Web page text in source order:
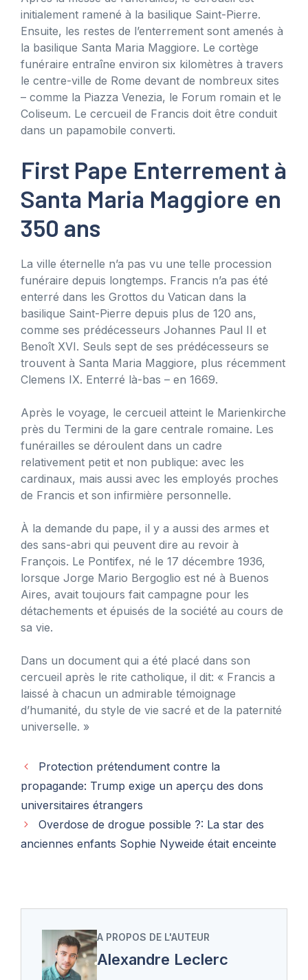
initialement ramené à la basilique Saint-Pierre.
Ensuite, les restes de l’enterrement sont amenés à
la basilique Santa Maria Maggiore. Le cortège
funéraire entraîne environ six kilomètres à travers
le centre-ville de Rome devant de nombreux sites
– comme la Piazza Venezia, le Forum romain et le
Coliseum. Le cercueil de Francis doit être conduit
dans un papamobile converti.
First Pape Enterrement à
Santa Maria Maggiore en
350 ans
La ville éternelle n’a pas vu une telle procession
funéraire depuis longtemps. Francis n’a pas été
enterré dans les Grottos du Vatican dans la
basilique Saint-Pierre depuis plus de 120 ans,
comme ses prédécesseurs Johannes Paul II et
Benoît XVI. Seuls sept de ses prédécesseurs se
trouvent à Santa Maria Maggiore, plus récemment
Clemens IX. Enterré là-bas – en 1669.
Après le voyage, le cercueil atteint le Marienkirche
près du Termini de la gare centrale romaine. Les
funérailles se déroulent dans un cadre
relativement petit et non publique: avec les
cardinaux, mais aussi avec les employés proches
de Francis et son infirmière personnelle.
À la demande du pape, il y a aussi des armes et
des sans-abri qui peuvent dire au revoir à
François. Le Pontifex, né le 17 décembre 1936,
lorsque Jorge Mario Bergoglio est né à Buenos
Aires, avait toujours fait campagne pour les
détachements et épuisés de la société au cours de
sa vie.
Dans un document qui a été placé dans son
cercueil après le rite catholique, il dit: « Francis a
laissé à chacun un admirable témoignage
d’humanité, du style de vie sacré et de la paternité
universelle. »
Protection prétendument contre la
propagande: Trump exige un aperçu des dons
universitaires étrangers
Overdose de drogue possible ?: La star des
anciennes enfants Sophie Nyweide était enceinte
A PROPOS DE L'AUTEUR
Alexandre Leclerc